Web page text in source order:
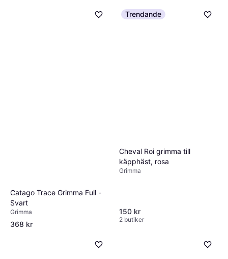
Catago Trace Grimma Full -
Svart
Grimma
368 kr
Trendande
Cheval Roi grimma till
käpphäst, rosa
Grimma
150 kr
2 butiker